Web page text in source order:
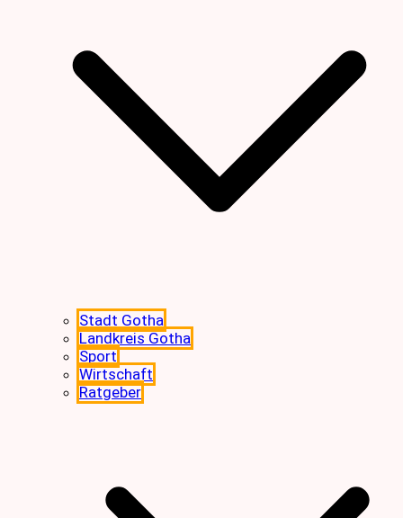
Stadt Gotha
Landkreis Gotha
Sport
Wirtschaft
Ratgeber